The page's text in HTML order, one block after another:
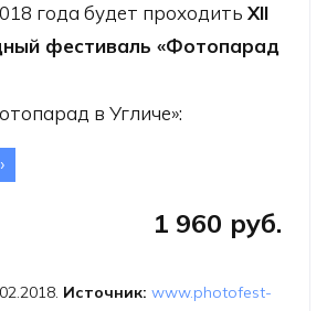
года будет проходить XII
фестиваль «Фотопарад
в Угличе»:
XII Международный фестиваль
1 960 руб.
Источник: www.photofest-